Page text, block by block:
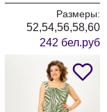
Размеры:
52,54,56,58,60
242 бел.руб